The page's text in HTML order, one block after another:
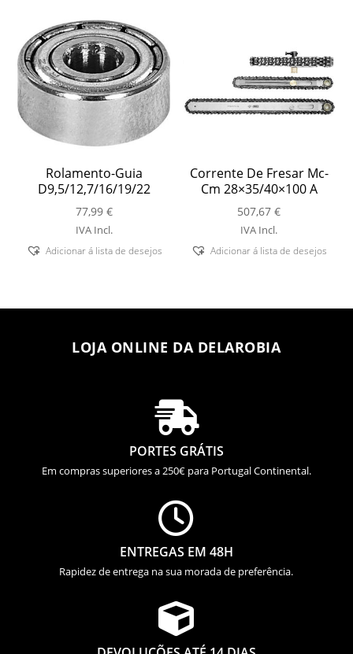
Rolamento-Guia
D9,5/12,7/16/19/22
77,99 €
IVA Incl.
Adicionar á lista de desejos
Corrente De Fresar Mc-
Cm 28×35/40×100 A
507,67€
IVA Incl.
Adicionar á lista de desejos
LOJA ONLINE DA DELAROBIA

PORTES GRÁTIS
Em compras superiores a 250€ para Portugal Continental.

ENTREGAS EM 48H
Rapidez de entrega na sua morada de preferência.
